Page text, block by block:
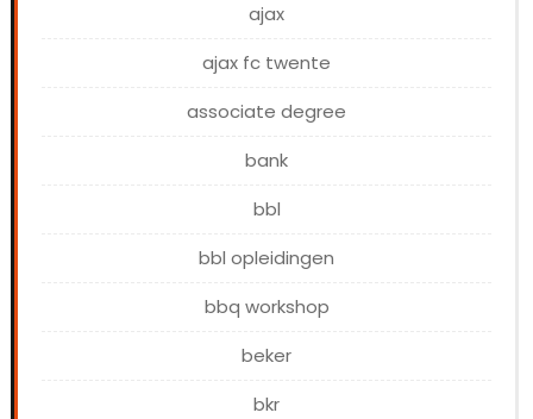
ajax
ajax fc twente
associate degree
bank
bbl
bbl opleidingen
bbq workshop
beker
bkr